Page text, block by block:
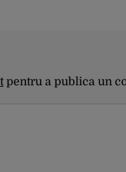
pentru a publica un